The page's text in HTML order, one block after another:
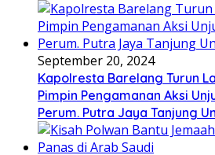
September 20, 2024
Kapolresta Barelang Turun
Pimpin Pengamanan Aksi
Perum. Putra Jaya Tanjung